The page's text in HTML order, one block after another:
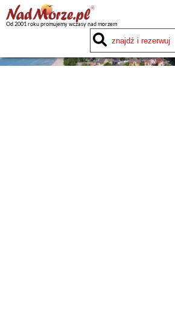
Od 2001 roku promujemy wczasy nad morzem